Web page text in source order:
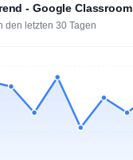
- Google Classroom
den letzten 30 Tagen